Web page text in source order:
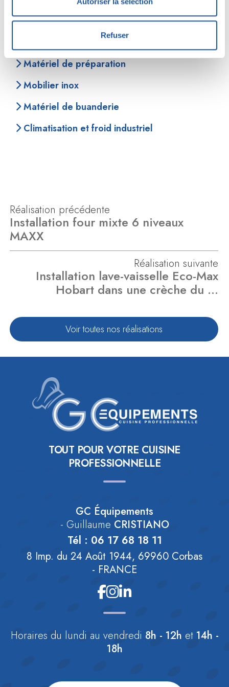
Refuser
Équipement froid
Équipement de lavage
Matériel de préparation
Mobilier inox
Matériel de buanderie
Climatisation et froid industriel
Réalisation précédente
Installation four mixte 6 niveaux
MAXX
Réalisation suivante
Installation lave-vaisselle Eco-Max
Hobart dans une crèche du …
Voir toutes nos réalisations
TOUT POUR VOTRE CUISINE
PROFESSIONNELLE
GC Équipements
- Guillaume CRISTIANO
Tél : 06 17 68 18 11
8 Imp. du 24 Août 1944, 69960 Corbas
- FRANCE
Horaires du lundi au vendredi 8h - 12h et 14h -
18h